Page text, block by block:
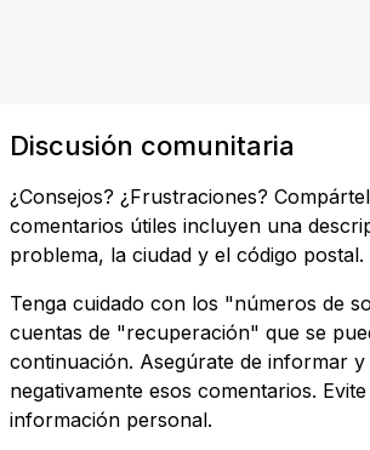
Discusión comunitaria
¿Consejos? ¿Frustraciones?
comentarios útiles incluyen una
problema, la ciudad y el código postal.
Tenga cuidado con los "números de
cuentas de "recuperación" que se
continuación. Asegúrate de informar
negativamente esos comentarios.
información personal.